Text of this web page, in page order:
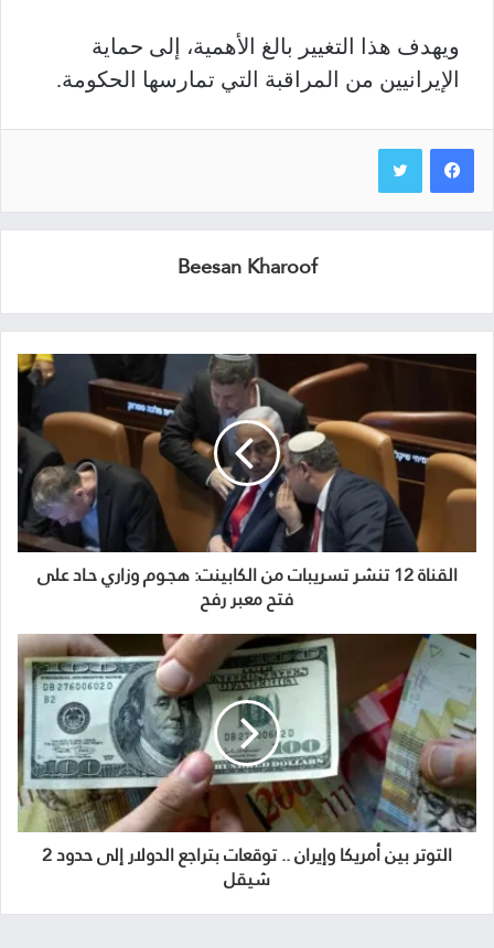
ويهدف هذا التغيير بالغ الأهمية، إلى حماية
الإيرانيين من المراقبة التي تمارسها الحكومة.
Beesan Kharoof
القناة 12 تنشر تسريبات من الكابينت: هجـوم وزاري حـاد على
فتح معبر رفح
التوتر بين أمريكا وإيران .. توقعات بتراجع الدولار إلى حدود 2
شيقل